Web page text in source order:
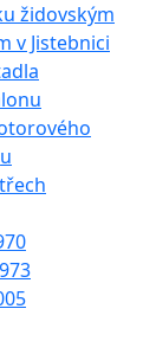
židovským
v Jistebnici